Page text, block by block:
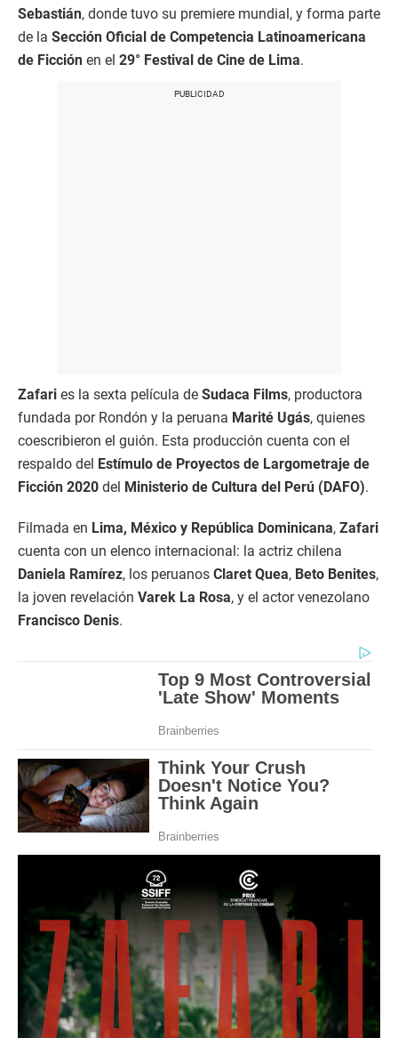
Sebastián, donde tuvo su premiere mundial, y forma parte
de la Sección Oficial de Competencia Latinoamericana
de Ficción en el 29° Festival de Cine de Lima.
Zafari es la sexta película de Sudaca Films, productora
fundada por Rondón y la peruana Marité Ugás, quienes
coescribieron el guión. Esta producción cuenta con el
respaldo del Estímulo de Proyectos de Largometraje de
Ficción 2020 del Ministerio de Cultura del Perú (DAFO).
Filmada en Lima, México y República Dominicana, Zafari
cuenta con un elenco internacional: la actriz chilena
Daniela Ramírez, los peruanos Claret Quea, Beto Benites,
la joven revelación Varek La Rosa, y el actor venezolano
Francisco Denis.